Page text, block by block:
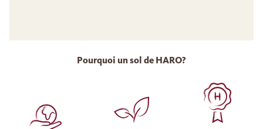
Pourquoi un sol de HARO?